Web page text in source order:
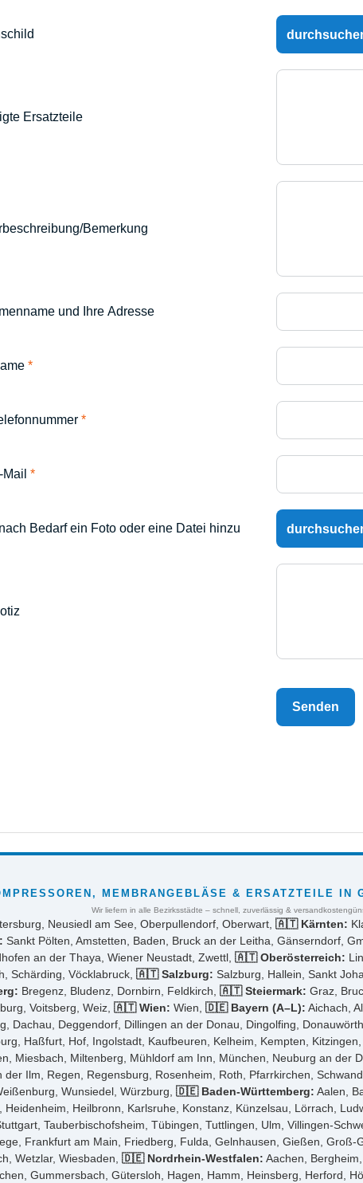
Ersatzteile
Bemerkung
und Ihre Adresse
*
*
Mail*
Bedarf ein Foto oder eine Datei hinzu
Senden
MEMBRANGEBLÄSE & ERSATZTEILE IN
Wir liefern in alle Bezirksstädte – schnell, zuverlässig &
Neusiedl am See, Oberpullendorf, Oberwart, 🇦🇹 Kärnten:
Sankt Pölten, Amstetten, Baden, Bruck an der Leitha, Gänserndorf,
an der Thaya, Wiener Neustadt, Zwettl, 🇦🇹 Oberösterreich:
Schärding, Vöcklabruck, 🇦🇹 Salzburg: Salzburg, Hallein, Sankt
Bregenz, Bludenz, Dornbirn, Feldkirch, 🇦🇹 Steiermark: Graz,
Voitsberg, Weiz, 🇦🇹 Wien: Wien, 🇩🇪 Bayern (A–L): Aichach,
Dachau, Deggendorf, Dillingen an der Donau, Dingolfing,
Haßfurt, Hof, Ingolstadt, Kaufbeuren, Kelheim, Kempten,
Miesbach, Miltenberg, Mühldorf am Inn, München, Neuburg an der
Ilm, Regen, Regensburg, Rosenheim, Roth, Pfarrkirchen,
Wunsiedel, Würzburg, 🇩🇪 Baden-Württemberg: Aalen,
Heilbronn, Karlsruhe, Konstanz, Künzelsau, Lörrach,
Tauberbischofsheim, Tübingen, Tuttlingen, Ulm, Villingen-
Frankfurt am Main, Friedberg, Fulda, Gelnhausen, Gießen,
Wetzlar, Wiesbaden, 🇩🇪 Nordrhein-Westfalen: Aachen,
Gummersbach, Gütersloh, Hagen, Hamm, Heinsberg, Herford,